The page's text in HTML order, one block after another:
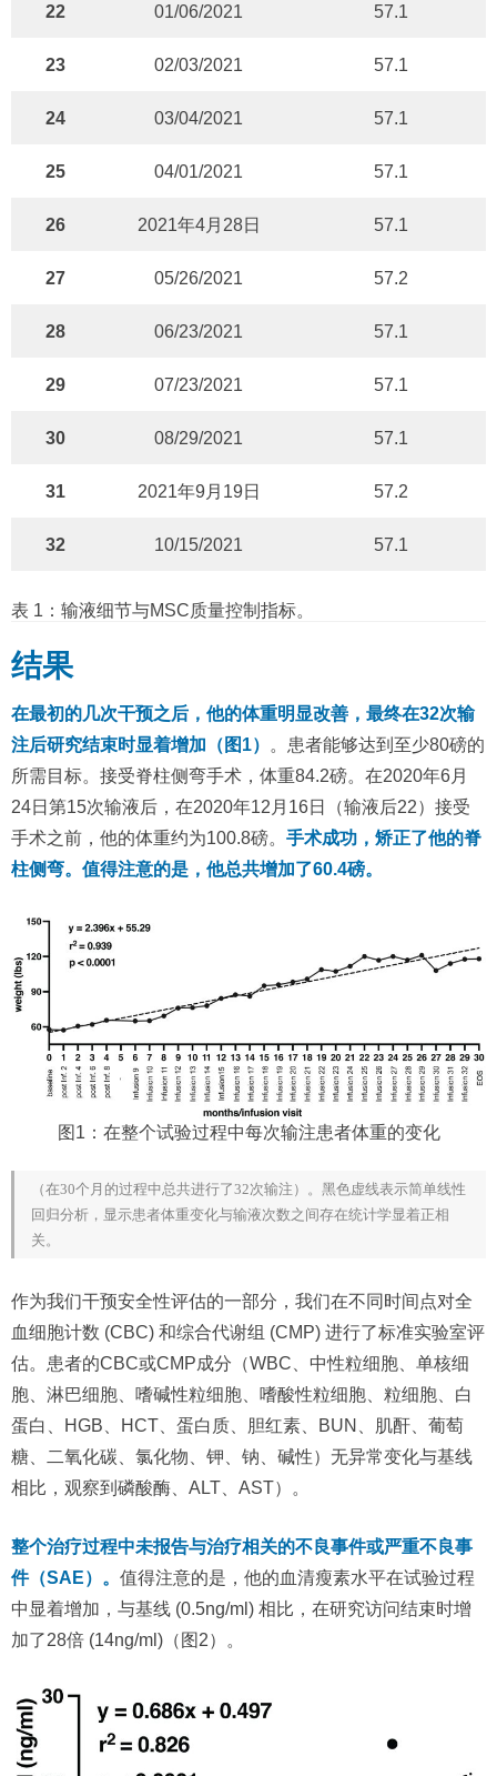
22 01/06/2021 57.1
23 02/03/2021 57.1
24 03/04/2021 57.1
25 04/01/2021 57.1
26 2021年4月28日 57.1
27 05/26/2021 57.2
28 06/23/2021 57.1
29 07/23/2021 57.1
30 08/29/2021 57.1
31 2021年9月19日 57.2
32 10/15/2021 57.1
表 1：输液细节与MSC质量控制指标。
结果
在最初的几次干预之后，他的体重明显改善，最终在32次输
注后研究结束时显着增加（图1）
。患者能够达到至少80磅的
所需目标。接受脊柱侧弯手术，体重84.2磅。在2020年6月
24日第15次输液后，在2020年12月16日（输液后22）接受
手术之前，他的体重约为100.8磅。 手术成功，矫正了他的脊
柱侧弯。值得注意的是，他总共增加了60.4磅。
图1：在整个试验过程中每次输注患者体重的变化
（在30个月的过程中总共进行了32次输注）。黑色虚线表示简单线性
回归分析，显示患者体重变化与输液次数之间存在统计学显着正相
关。
作为我们干预安全性评估的一部分，我们在不同时间点对全
血细胞计数 (CBC) 和综合代谢组 (CMP) 进行了标准实验室评
估。患者的CBC或CMP成分（WBC、中性粒细胞、单核细
胞、淋巴细胞、嗜碱性粒细胞、嗜酸性粒细胞、粒细胞、白
蛋白、HGB、HCT、蛋白质、胆红素、BUN、肌酐、葡萄
糖、二氧化碳、氯化物、钾、钠、碱性）无异常变化与基线
相比，观察到磷酸酶、ALT、AST）。
整个治疗过程中未报告与治疗相关的不良事件或严重不良事
件（SAE）。 值得注意的是，他的血清瘦素水平在试验过程
中显着增加，与基线 (0.5ng/ml) 相比，在研究访问结束时增
加了28倍 (14ng/ml)（图2）。